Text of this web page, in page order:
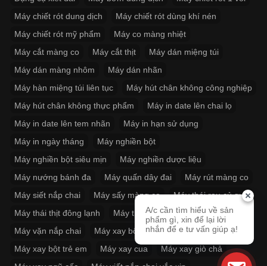
Máy chiết rót dung dịch
Máy chiết rót dùng khí nén
Máy chiết rót mỹ phẩm
Máy co màng nhiệt
Máy cắt màng co
Máy cắt thịt
Máy dán miệng túi
Máy dán màng nhôm
Máy dán nhãn
Máy hàn miệng túi liên tục
Máy hút chân không công nghiệp
Máy hút chân không thực phẩm
Máy in date lên chai lọ
Máy in date lên tem nhãn
Máy in hạn sử dụng
Máy in ngày tháng
Máy nghiền bột
Máy nghiền bột siêu mịn
Máy nghiền dược liệu
Máy nướng bánh đa
Máy quấn dây đai
Máy rút màng co
Máy siết nắp chai
Máy sấy màng co
Máy thái rau củ quả
Máy thái thịt đông lạnh
Máy thít dây đai
Máy vặn nắp chai
Máy xay bột khô
Máy xay bột siêu mịn
Máy xay bột trẻ em
Máy xay cua
Máy xay giò chả
A/c cần tìm hiểu về sản
phẩm gì, xin để lại lời
nhắn để e tư vấn giúp ạ!